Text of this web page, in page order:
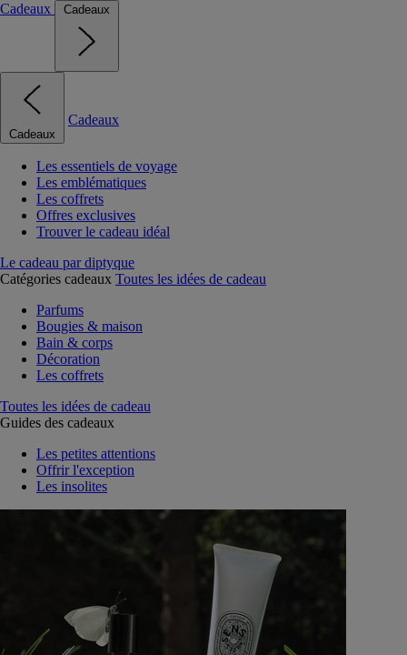
Cadeaux
Cadeaux
Cadeaux
Cadeaux
Les essentiels de voyage
Les emblématiques
Les coffrets
Offres exclusives
Trouver le cadeau idéal
Le cadeau par diptyque
Catégories cadeaux Toutes les idées de cadeau
Parfums
Bougies & maison
Bain & corps
Décoration
Les coffrets
Toutes les idées de cadeau
Guides des cadeaux
Les petites attentions
Offrir l'exception
Les insolites